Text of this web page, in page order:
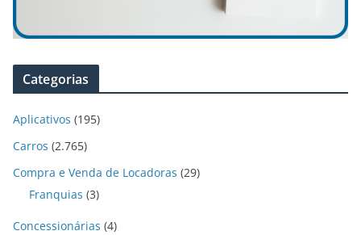
Categorias
Aplicativos (195)
Carros (2.765)
Compra e Venda de Locadoras (29)
Franquias (3)
Concessionárias (4)